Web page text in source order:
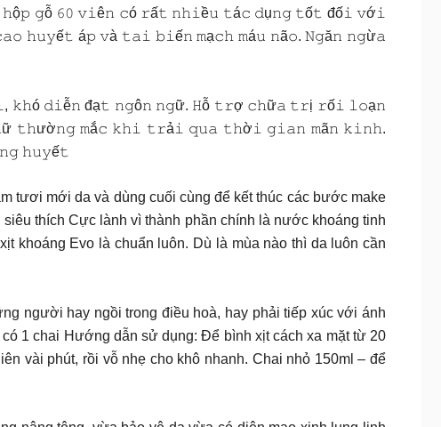
𝚐ỗ 𝟼𝟶 𝚟𝚒ê𝚗 𝚌ó 𝚛ấ𝚝 𝚗𝚑𝚒ề𝚞 𝚝á𝚌 𝚍ụ𝚗𝚐 𝚝ố𝚝 đố𝚒 𝚟ớ𝚒
𝚑𝚞𝚢ế𝚝 á𝚙 𝚟à 𝚝𝚊𝚒 𝚋𝚒ế𝚗 𝚖ạ𝚌𝚑 𝚖á𝚞 𝚗ã𝚘. 𝙽𝚐ă𝚗 𝚗𝚐ừ𝚊
𝚍𝚒ễ𝚗 đạ𝚝 𝚗𝚐ô𝚗 𝚗𝚐ữ. 𝙷ỗ 𝚝𝚛ợ 𝚌𝚑ữ𝚊 𝚝𝚛ị 𝚛ố𝚒 𝚕𝚘ạ𝚗
𝚝𝚑ườ𝚗𝚐 𝚖ắ𝚌 𝚔𝚑𝚒 𝚝𝚛ả𝚒 𝚚𝚞𝚊 𝚝𝚑ờ𝚒 𝚐𝚒𝚊𝚗 𝚖ã𝚗 𝚔𝚒𝚗𝚑.
𝚑𝚞𝚢ế𝚝
mới da và dùng cuối cùng để kết thúc các bước make
thích Cực lành vì thành phần chính là nước khoáng tinh
khoáng Evo là chuẩn luôn. Dù là mùa nào thì da luôn cần
người hay ngồi trong điều hoà, hay phải tiếp xúc với ánh
1 chai Hướng dẫn sử dụng: Để bình xịt cách xa mặt từ 20
vài phút, rồi vỗ nhẹ cho khô nhanh. Chai nhỏ 150ml – để